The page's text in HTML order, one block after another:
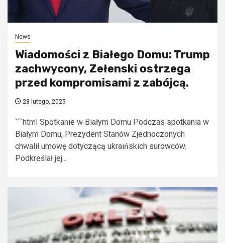
News
Wiadomości z Białego Domu: Trump
zachwycony, Zełenski ostrzega
przed kompromisami z zabójcą.
28 lutego, 2025
```html Spotkanie w Białym Domu Podczas spotkania w
Białym Domu, Prezydent Stanów Zjednoczonych
chwalił umowę dotyczącą ukraińskich surowców.
Podkreślał jej...